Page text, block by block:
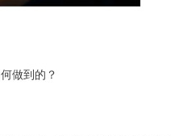
做到的？